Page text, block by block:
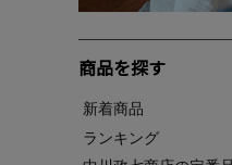
商品を探す
新着商品
ランキング